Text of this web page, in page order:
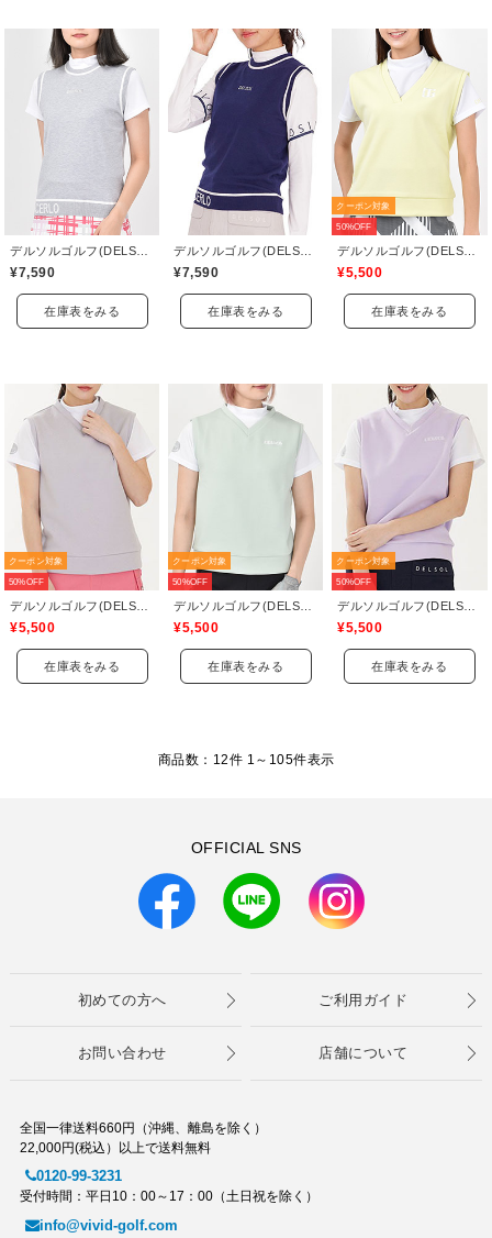
¥7,590
在庫表をみる
¥7,590
在庫表をみる
クーポン対象
50%OFF
¥5,500
在庫表をみる
クーポン対象
50%OFF
¥5,500
在庫表をみる
クーポン対象
50%OFF
¥5,500
在庫表をみる
クーポン対象
50%OFF
¥5,500
在庫表をみる
商品数：12件 1～ 105件表示
OFFICIAL SNS
初めての方へ ご利用ガイド
お問い合わせ 店舗について
全国一律送料660円（沖縄、離島を除く）
22,000円(税込）以上で送料無料
0120-99-3231
受付時間：平日10：00～17：00（土日祝を除く）
info@vivid-golf.com